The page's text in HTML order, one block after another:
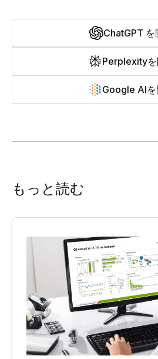
ChatGPT を
Perplexityを
Google AIを
もっと読む